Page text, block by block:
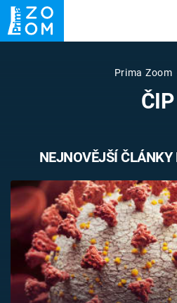
UFO
VETŘELCI DÁVNOVĚKU
Témata
Témata
Pořady
TV Program
Prima Zoom
ČIP
NEJNOVĚJŠÍ ČLÁNKY